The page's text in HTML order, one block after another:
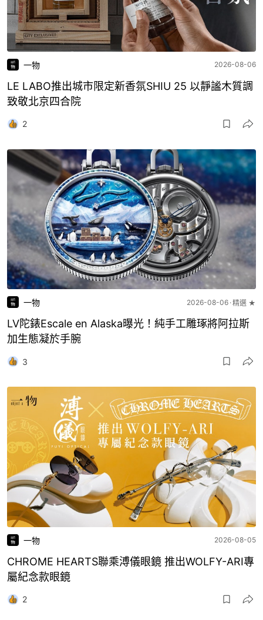
一物 2026-08-06
LE LABO推出城市限定新香氛SHIU 25 以靜謐木質調
致敬北京四合院
2
一物 2026-08-06 精選 ★
LV陀錶Escale en Alaska曝光！純手工雕琢將阿拉斯
加生態凝於手腕
3
一物 2026-08-05
CHROME HEARTS聯乘溥儀眼鏡 推出WOLFY-ARI專
屬紀念款眼鏡
2